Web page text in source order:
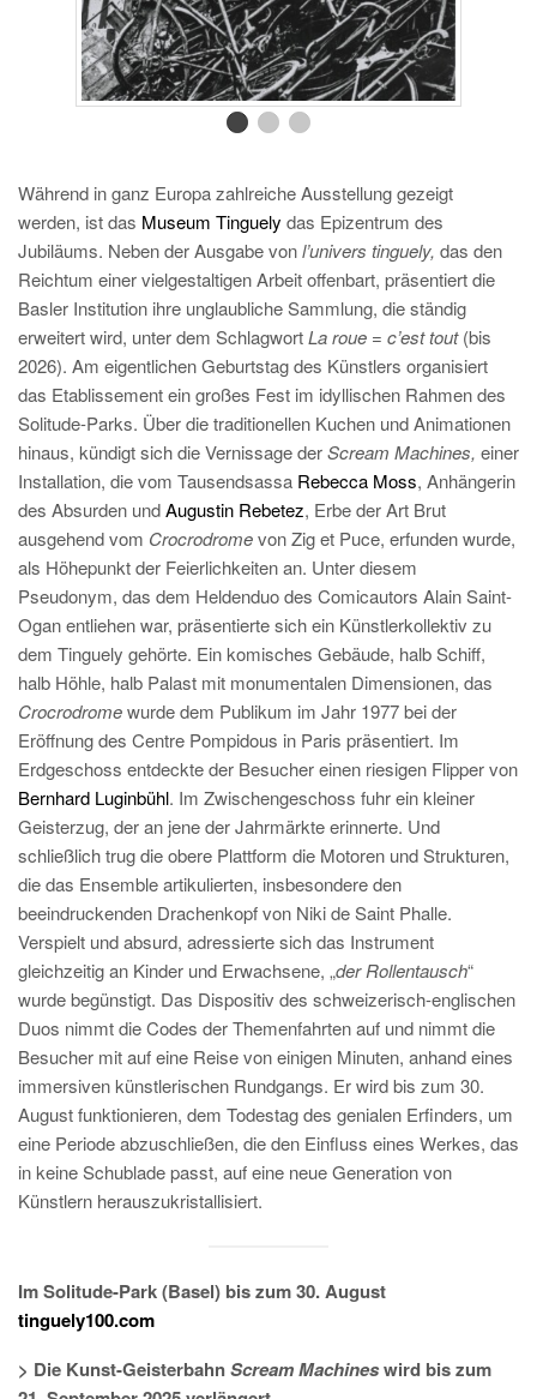
Während in ganz Europa zahlreiche Ausstellung gezeigt
werden, ist das Museum Tinguely das Epizentrum des
Jubiläums. Neben der Ausgabe vonl’univers tinguely, das den
Reichtum einer vielgestaltigen Arbeit offenbart, präsentiert die
Basler Institution ihre unglaubliche Sammlung, die ständig
erweitert wird, unter dem SchlagwortLa roue = c’est tout(bis
2026). Am eigentlichen Geburtstag des Künstlers organisiert
das Etablissement ein großes Fest im idyllischen Rahmen des
Solitude-Parks. Über die traditionellen Kuchen und Animationen
hinaus, kündigt sich die Vernissage derScream Machines, einer
Installation, die vom Tausendsassa Rebecca Moss, Anhängerin
des Absurden undAugustin Rebetez, Erbe der Art Brut
ausgehend vom Crocrodromevon Zig et Puce, erfunden wurde,
als Höhepunkt der Feierlichkeiten an. Unter diesem
Pseudonym, das dem Heldenduo des Comicautors Alain Saint-
Ogan entliehen war, präsentierte sich ein Künstlerkollektiv zu
dem Tinguely gehörte. Ein komisches Gebäude, halb Schiff,
halb Höhle, halb Palast mit monumentalen Dimensionen, das
Crocrodromewurde dem Publikum im Jahr 1977 bei der
Eröffnung des Centre Pompidous in Paris präsentiert. Im
Erdgeschoss entdeckte der Besucher einen riesigen Flipper von
Bernhard Luginbühl. Im Zwischengeschoss fuhr ein kleiner
Geisterzug, der an jene der Jahrmärkte erinnerte. Und
schließlich trug die obere Plattform die Motoren und Strukturen,
die das Ensemble artikulierten, insbesondere den
beeindruckenden Drachenkopf von Niki de Saint Phalle.
Verspielt und absurd, adressierte sich das Instrument
gleichzeitig an Kinder und Erwachsene, „der Rollentausch“
wurde begünstigt. Das Dispositiv des schweizerisch-englischen
Duos nimmt die Codes der Themenfahrten auf und nimmt die
Besucher mit auf eine Reise von einigen Minuten, anhand eines
immersiven künstlerischen Rundgangs. Er wird bis zum 30.
August funktionieren, dem Todestag des genialen Erfinders, um
eine Periode abzuschließen, die den Einfluss eines Werkes, das
in keine Schublade passt, auf eine neue Generation von
Künstlern herauszukristallisiert.
Im Solitude-Park (Basel) bis zum 30. August
tinguely100.com
> Die Kunst-GeisterbahnScream Machineswird bis zum